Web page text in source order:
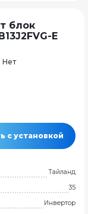
блок
E
Нет
с установкой
Тайланд
35
Инвертор